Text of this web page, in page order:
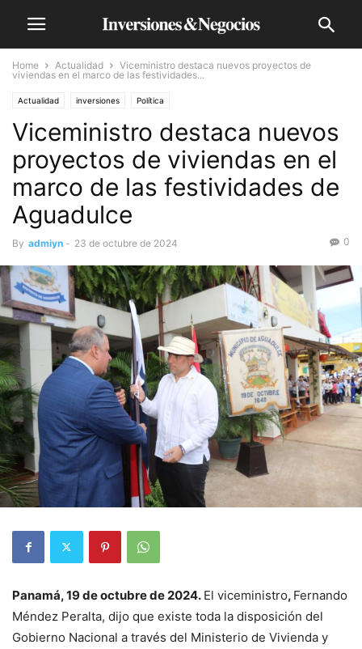
Home Actualidad
Viceministro destaca nuevos proyectos de
viviendas en el marco de las festividades...
Actualidad inversiones Política
Viceministro destaca nuevos
proyectos de viviendas en el
marco de las festividades de
Aguadulce
By admiyn - 23 de octubre de 2024 0
Panamá, 19 de octubre de 2024. El viceministro, Fernando
Méndez Peralta, dijo que existe toda la disposición del
Gobierno Nacional a través del Ministerio de Vivienda y